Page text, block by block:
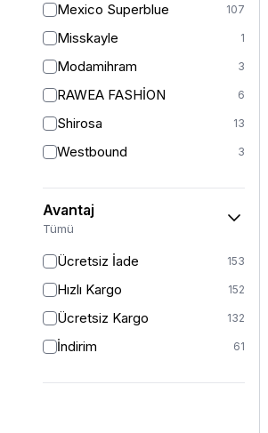
44 4
46
Mexico Superblue 107
Misskayle 1
Modamihram 3
RAWEA FASHİON 6
Shirosa 13
Westbound 3
Avantaj
Tümü
Ücretsiz İade 153
Hızlı Kargo 152
Ücretsiz Kargo 132
İndirim 61